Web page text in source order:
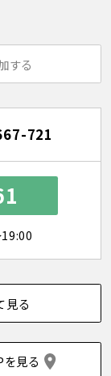
する
721
見る
を見る